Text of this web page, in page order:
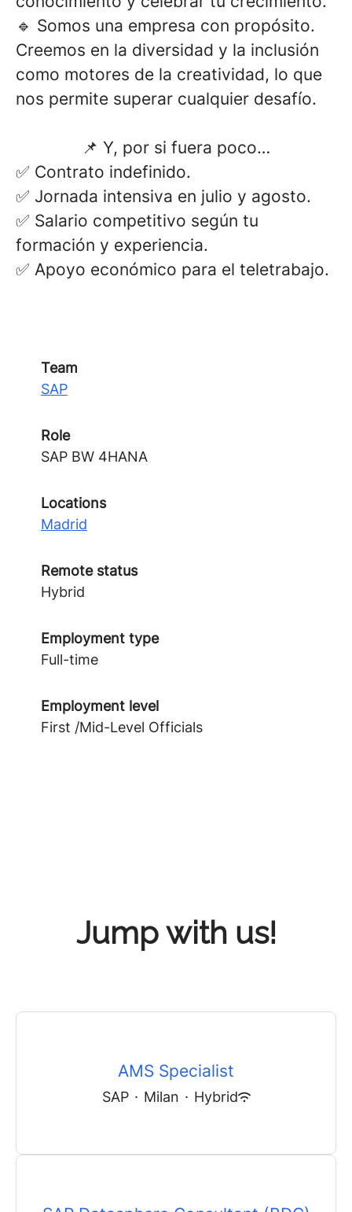
🔹 Somos una empresa con propósito.
Creemos en la diversidad y la inclusión
como motores de la creatividad, lo que
nos permite superar cualquier desafío.
📌 Y, por si fuera poco…
✅ Contrato indefinido.
✅ Jornada intensiva en julio y agosto.
✅ Salario competitivo según tu
formación y experiencia.
✅ Apoyo económico para el teletrabajo.
Team
SAP
Role
SAP BW 4HANA
Locations
Madrid
Remote status
Hybrid
Employment type
Full-time
Employment level
First /Mid-Level Officials
Jump with us!
AMS Specialist
SAP · Milan · Hybrid